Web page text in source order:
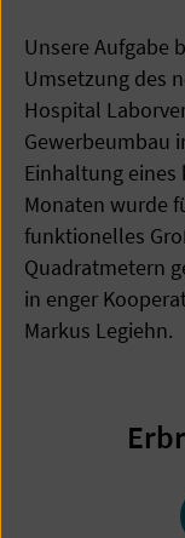
Unsere Aufgabe
Umsetzung des
Hospital
Gewerbeumbau
Einhaltung
Monaten wurde
funktionelles
Quadratmetern
in enger
Markus Legiehn.